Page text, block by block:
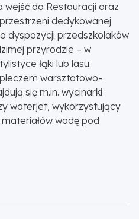
wejść do Restauracji oraz
dedykowanej
dyspozycji przedszkolaków
przyrodzie – w
łąki lub lasu.
warsztatowo-
się m.in. wycinarki
waterjet, wykorzystujący
wodę pod